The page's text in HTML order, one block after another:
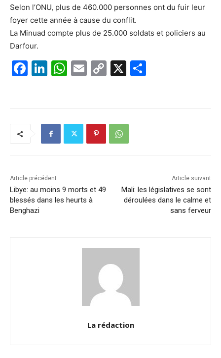
Selon l’ONU, plus de 460.000 personnes ont du fuir leur
foyer cette année à cause du conflit.
La Minuad compte plus de 25.000 soldats et policiers au
Darfour.
F
k
Li
dI
n
W
A
p
E
C
Li
n
X
Article précédent
Libye: au moins 9 morts et 49
blessés dans les heurts à
Benghazi
Article suivant
Mali: les législatives se sont
déroulées dans le calme et
sans ferveur
La rédaction